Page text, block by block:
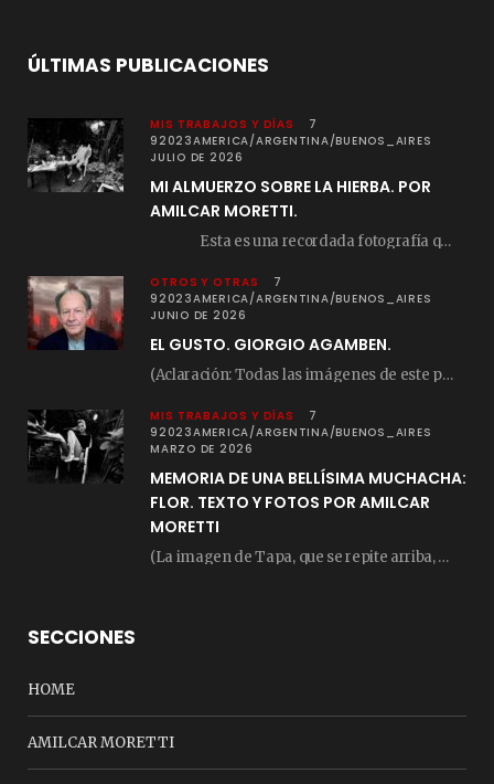
ÚLTIMAS PUBLICACIONES
MIS TRABAJOS Y DÍAS
7
92023AMERICA/ARGENTINA/BUENOS_AIRES
JULIO DE 2026
MI ALMUERZO SOBRE LA HIERBA. POR
AMILCAR MORETTI.
Esta es una recordada fotografía que registré…
OTROS Y OTRAS
7
92023AMERICA/ARGENTINA/BUENOS_AIRES
JUNIO DE 2026
EL GUSTO. GIORGIO AGAMBEN.
(Aclaración: Todas las imágenes de este posteo fueron tomadas de Bloghemia.com, y todos los…
MIS TRABAJOS Y DÍAS
7
92023AMERICA/ARGENTINA/BUENOS_AIRES
MARZO DE 2026
MEMORIA DE UNA BELLÍSIMA MUCHACHA:
FLOR. TEXTO Y FOTOS POR AMILCAR
MORETTI
(La imagen de Tapa, que se repite arriba, fue compuesta por Amilcar Moretti el viernes…
SECCIONES
HOME
AMILCAR MORETTI